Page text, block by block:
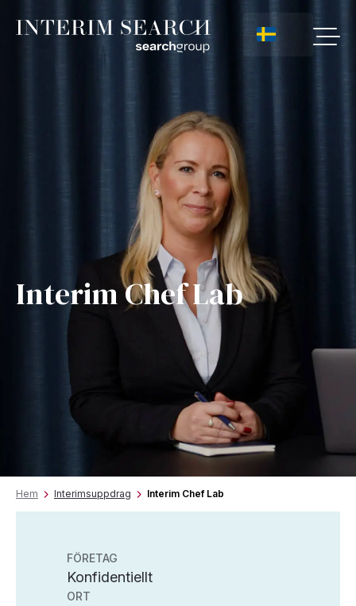
Interim Chef Lab
Hem Interimsuppdrag Interim Chef Lab
FÖRETAG
Konfidentiellt
ORT